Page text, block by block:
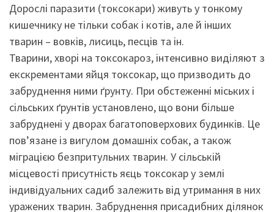
Дорослі паразити (токсокари) живуть у тонкому
кишечнику не тільки собак і котів, але й інших
тварин – вовків, лисиць, песців та ін.
Тварини, хворі на токсокароз, інтенсивно виділяют з
екскрементами яйця токсокар, що призводить до
забруднення ними ґрунту. При обстеженні міських і
сільських ґрунтів установлено, що вони більше
забруднені у дворах багатоповерхових будинків. Це
пов’язане із вигулом домашніх собак, а також
міграцією безпритульних тварин. У сільській
місцевості присутність яєць токсокар у землі
індивідуальних садиб залежить від утримання в них
уражених тварин. Забруднення присадибних ділянок